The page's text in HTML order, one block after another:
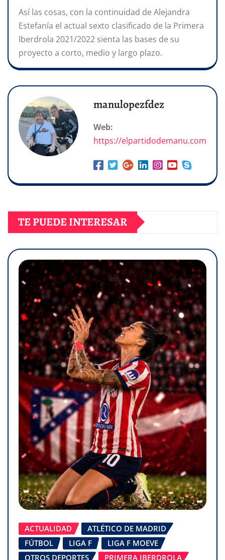
Así las cosas, con la continuidad de Alejandra
Estefanía el actual sexto clasificado de la Primera
Iberdrola 2021/2022 sienta las bases de su
proyecto a corto, medio y largo plazo.
manulopezfdez
Web:
https://elpartidodemanu.com
TE PUEDE INTERESAR
ACTUALIDAD
ATLÉTICO DE MADRID
FÚTBOL
LIGA F
LIGA F MOEVE
OTROS DEPORTES
PRIMERA IBERDROLA